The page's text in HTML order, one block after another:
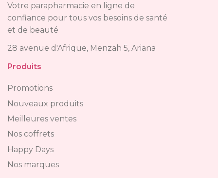
Votre parapharmacie en ligne de
confiance pour tous vos besoins de santé
et de beauté
28 avenue d'Afrique, Menzah 5, Ariana
Produits
Promotions
Nouveaux produits
Meilleures ventes
Nos coffrets
Happy Days
Nos marques